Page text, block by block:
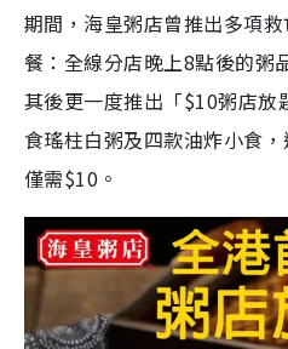
期間，海皇粥店曾推出多項
餐：全線分店晚上8點後的粥
其後更一度推出「$10粥店放
食瑤柱白粥及四款油炸小食
僅需$10。